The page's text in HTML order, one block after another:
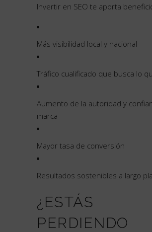
Invertir en SEO te aporta
Más visibilidad local y nacional
Tráfico cualificado que busca lo
Aumento de la autoridad y
marca
Mayor tasa de conversión
Resultados sostenibles a largo
¿ESTÁS
PERDIENDO